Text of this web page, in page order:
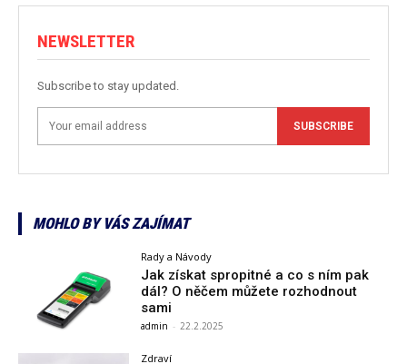
NEWSLETTER
Subscribe to stay updated.
SUBSCRIBE
MOHLO BY VÁS ZAJÍMAT
Rady a Návody
Jak získat spropitné a co s ním pak
dál? O něčem můžete rozhodnout
sami
admin - 22.2.2025
Zdraví